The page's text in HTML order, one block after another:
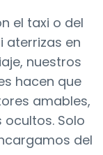
el taxi o del
aterrizas en
nuestros
hacen que
amables,
Solo
del